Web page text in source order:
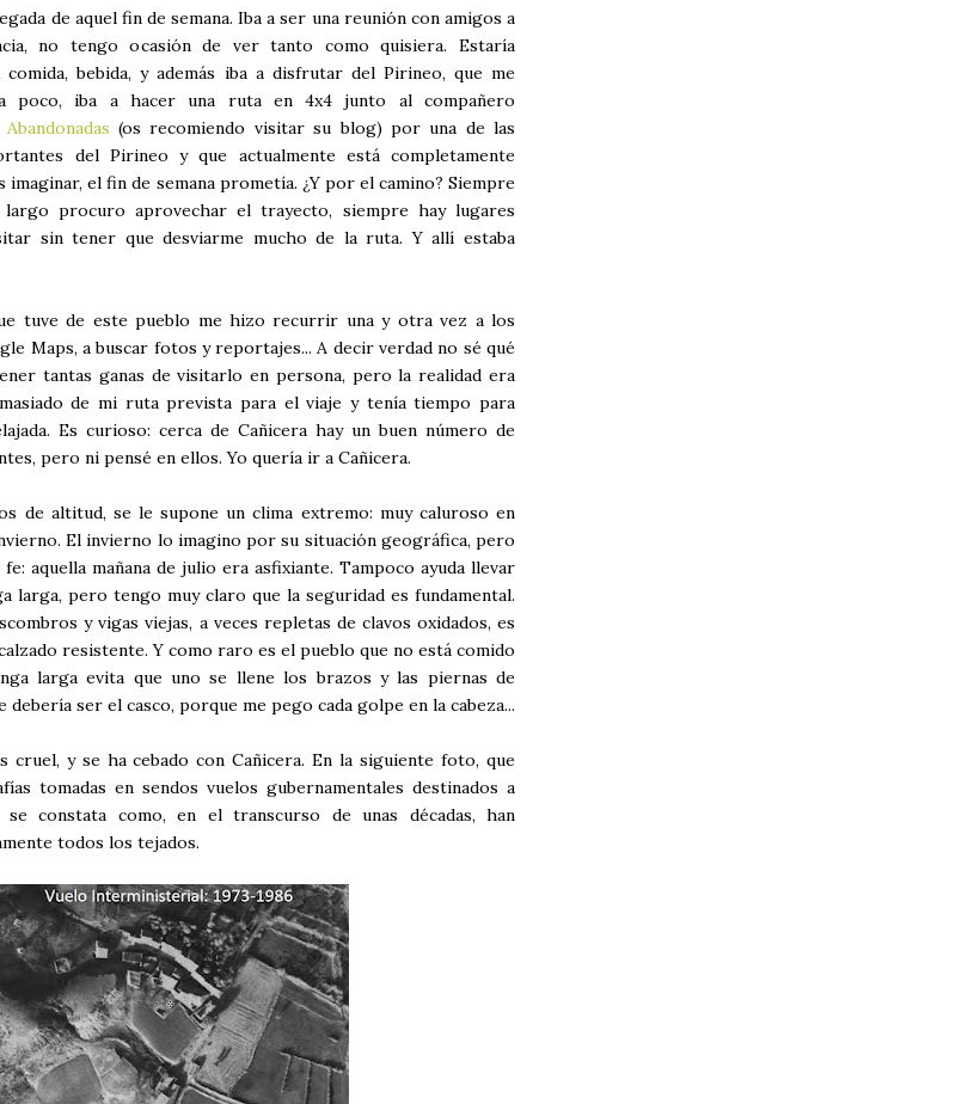
de aquel fin de semana. Iba a ser una reunión con amigos a
no tengo ocasión de ver tanto como quisiera. Estaría
comida, bebida, y además iba a disfrutar del Pirineo, que me
poco, iba a hacer una ruta en 4x4 junto al compañero
(os recomiendo visitar su blog) por una de las
del Pirineo y que actualmente está completamente
imaginar, el fin de semana prometía. ¿Y por el camino? Siempre
procuro aprovechar el trayecto, siempre hay lugares
sin tener que desviarme mucho de la ruta. Y allí estaba
tuve de este pueblo me hizo recurrir una y otra vez a los
Maps, a buscar fotos y reportajes... A decir verdad no sé qué
tantas ganas de visitarlo en persona, pero la realidad era
de mi ruta prevista para el viaje y tenía tiempo para
Es curioso: cerca de Cañicera hay un buen número de
pero ni pensé en ellos. Yo quería ir a Cañicera.
de altitud, se le supone un clima extremo: muy caluroso en
El invierno lo imagino por su situación geográfica, pero
aquella mañana de julio era asfixiante. Tampoco ayuda llevar
larga, pero tengo muy claro que la seguridad es fundamental.
y vigas viejas, a veces repletas de clavos oxidados, es
resistente. Y como raro es el pueblo que no está comido
larga evita que uno se llene los brazos y las piernas de
debería ser el casco, porque me pego cada golpe en la cabeza...
cruel, y se ha cebado con Cañicera. En la siguiente foto, que
tomadas en sendos vuelos gubernamentales destinados a
constata como, en el transcurso de unas décadas, han
todos los tejados.